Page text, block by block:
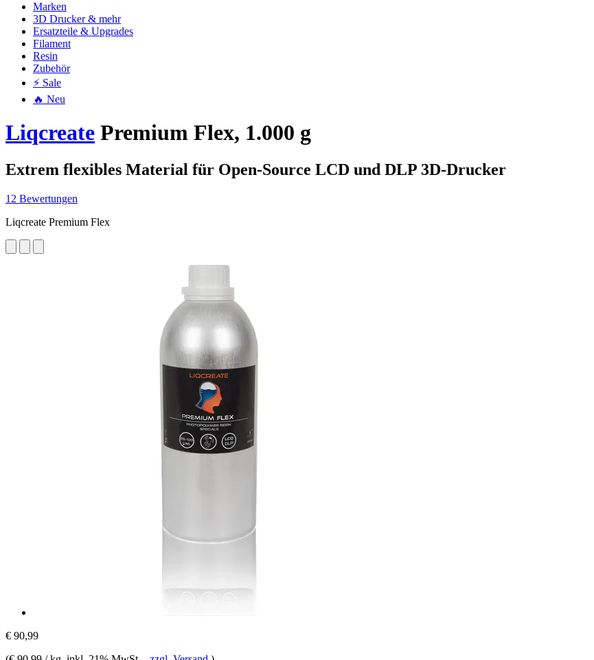
Marken
3D Drucker & mehr
Ersatzteile & Upgrades
Filament
Resin
Zubehör
⚡ Sale
🔥 Neu
Liqcreate Premium Flex, 1.000 g
Extrem flexibles Material für Open-Source LCD und DLP 3D-Drucker
12 Bewertungen
Liqcreate Premium Flex
€ 90,99